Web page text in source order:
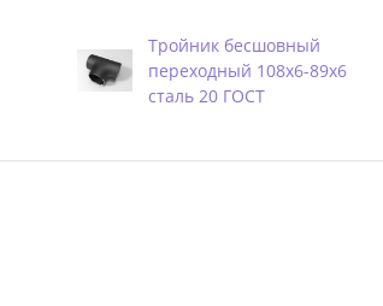
Тройник бесшовный
переходный 108х6-89х6
сталь 20 ГОСТ